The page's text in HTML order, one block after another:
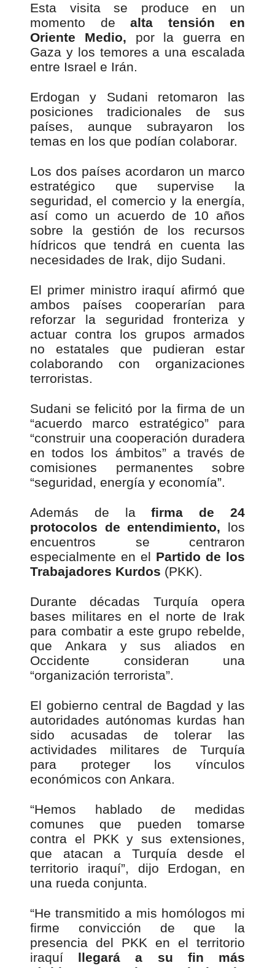
Esta visita se produce en un
momento de alta tensión en
Oriente Medio, por la guerra en
Gaza y los temores a una escalada
entre Israel e Irán.
Erdogan y Sudani retomaron las
posiciones tradicionales de sus
países, aunque subrayaron los
temas en los que podían colaborar.
Los dos países acordaron un marco
estratégico que supervise la
seguridad, el comercio y la energía,
así como un acuerdo de 10 años
sobre la gestión de los recursos
hídricos que tendrá en cuenta las
necesidades de Irak, dijo Sudani.
El primer ministro iraquí afirmó que
ambos países cooperarían para
reforzar la seguridad fronteriza y
actuar contra los grupos armados
no estatales que pudieran estar
colaborando con organizaciones
terroristas.
Sudani se felicitó por la firma de un
“acuerdo marco estratégico” para
“construir una cooperación duradera
en todos los ámbitos” a través de
comisiones permanentes sobre
“seguridad, energía y economía”.
Además de lafirma de 24
protocolos de entendimiento, los
encuentros se centraron
especialmente en el Partido de los
Trabajadores Kurdos (PKK).
Durante décadas Turquía opera
bases militares en el norte de Irak
para combatir a este grupo rebelde,
que Ankara y sus aliados en
Occidente consideran una
“organización terrorista”.
El gobierno central de Bagdad y las
autoridades autónomas kurdas han
sido acusadas de tolerar las
actividades militares de Turquía
para proteger los vínculos
económicos con Ankara.
“Hemos hablado de medidas
comunes que pueden tomarse
contra el PKK y sus extensiones,
que atacan a Turquía desde el
territorio iraquí”, dijo Erdogan, en
una rueda conjunta.
“He transmitido a mis homólogos mi
firme convicción de que la
presencia del PKK en el territorio
iraquí llegará a su fin más